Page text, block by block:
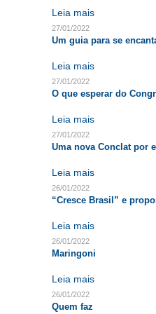
Leia mais
27/01/2022
Um guia para se
Leia mais
27/01/2022
O que esperar do
Leia mais
27/01/2022
Uma nova Conclat por
Leia mais
26/01/2022
“Cresce Brasil” e
Leia mais
26/01/2022
Maringoni
Leia mais
26/01/2022
Quem faz